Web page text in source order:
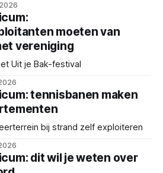
moeten van
vereniging
Uit je Bak-festival
tennisbanen maken
bij strand zelf exploiteren
dit wil je weten over